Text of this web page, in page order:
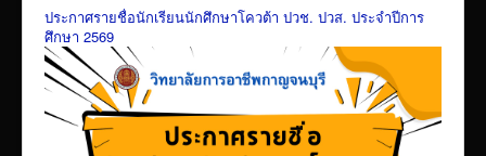
ร้องเรียน/ร้องทุกข์/สอบถามรายละเอียด
e-learning(sandbox)
เผยแพร่ผลงานวิชาการ
ข้อมูลเปิดเผยต่อสาธารณะ ita 2569
ประกาศรายชื่อนักเรียนนักศึกษาโควต้า ปวช. ปวส. ประจำปีการ
ศึกษา 2569